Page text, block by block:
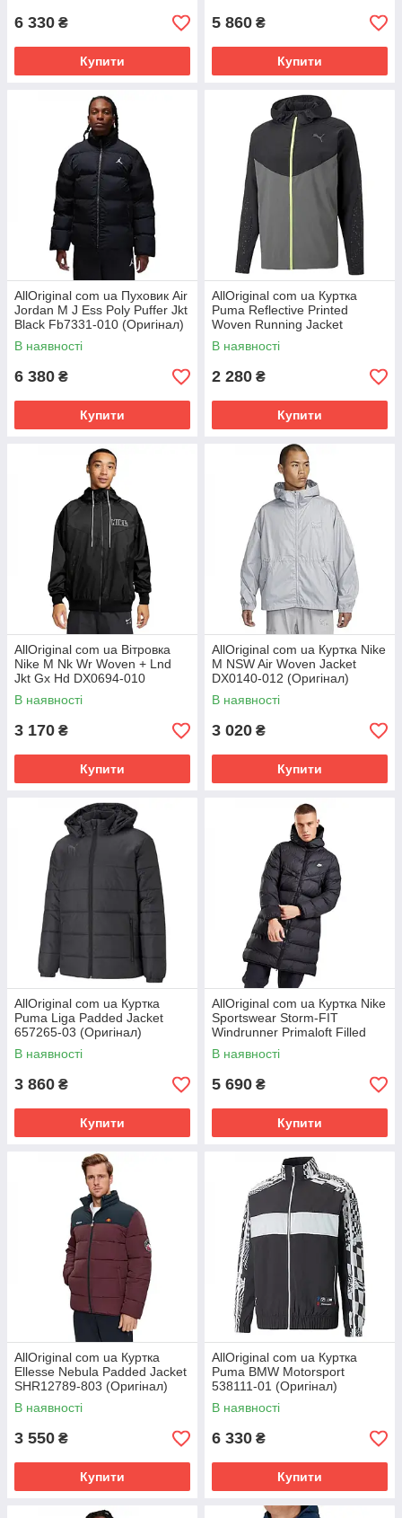
6 330 ₴
Купити
5 860 ₴
Купити
AllOriginal com ua Пуховик Air
Jordan M J Ess Poly Puffer Jkt
Black Fb7331-010 (Оригінал)
РОЗМІРИ ЗАПИТУЙТЕ
В наявності
6 380 ₴
Купити
AllOriginal com ua Куртка
Puma Reflective Printed
Woven Running Jacket
Grey/Black 522409-15
(Оригінал) РОЗМІРИ
В наявності
2 280 ₴
Купити
AllOriginal com ua Вітровка
Nike M Nk Wr Woven + Lnd
Jkt Gx Hd DX0694-010
(Оригінал) РОЗМІРИ
ЗАПИТУЙТЕ
В наявності
3 170 ₴
Купити
AllOriginal com ua Куртка Nike
M NSW Air Woven Jacket
DX0140-012 (Оригінал)
РОЗМІРИ ЗАПИТУЙТЕ
В наявності
3 020 ₴
Купити
AllOriginal com ua Куртка
Puma Liga Padded Jacket
657265-03 (Оригінал)
РОЗМІРИ ЗАПИТУЙТЕ
В наявності
3 860 ₴
Купити
AllOriginal com ua Куртка Nike
Sportswear Storm-FIT
Windrunner Primaloft Filled
Parka DR9609-010 (Оригінал)
В наявності
5 690 ₴
Купити
AllOriginal com ua Куртка
Ellesse Nebula Padded Jacket
SHR12789-803 (Оригінал)
РОЗМІРИ ЗАПИТУЙТЕ
В наявності
3 550 ₴
Купити
AllOriginal com ua Куртка
Puma BMW Motorsport
538111-01 (Оригінал)
РОЗМІРИ ЗАПИТУЙТЕ
В наявності
6 330 ₴
Купити